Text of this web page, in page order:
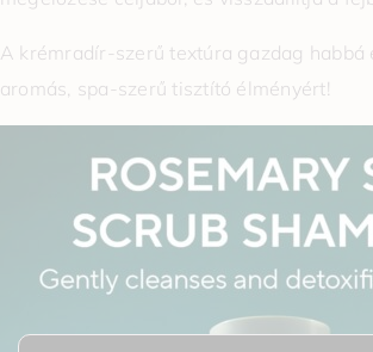
A krémradír-szerű textúra gazdag habbá
aromás, spa-szerű tisztító élményért!